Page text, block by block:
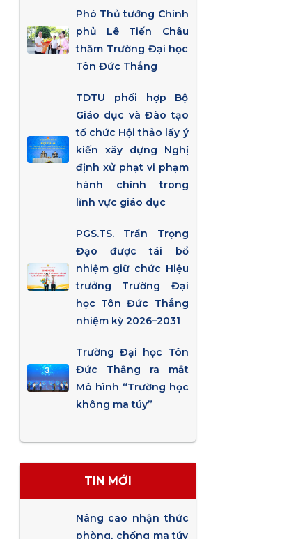
Phó Thủ tướng Chính
phủ Lê Tiến Châu
thăm Trường Đại học
Tôn Đức Thắng
TDTU phối hợp Bộ
Giáo dục và Đào tạo
tổ chức Hội thảo lấy ý
kiến xây dựng Nghị
định xử phạt vi phạm
hành chính trong
lĩnh vực giáo dục
PGS.TS. Trần Trọng
Đạo được tái bổ
nhiệm giữ chức Hiệu
trưởng Trường Đại
học Tôn Đức Thắng
nhiệm kỳ 2026–2031
Trường Đại học Tôn
Đức Thắng ra mắt
Mô hình “Trường học
không ma túy”
TIN MỚI
Nâng cao nhận thức
phòng, chống ma túy